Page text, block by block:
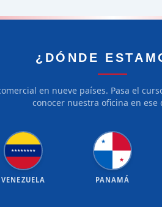
¿DÓNDE
en nueve países. Pasa el
conocer nuestra oficina en ese
★★★★★★★★
VENEZUELA
★
★
PANAMÁ